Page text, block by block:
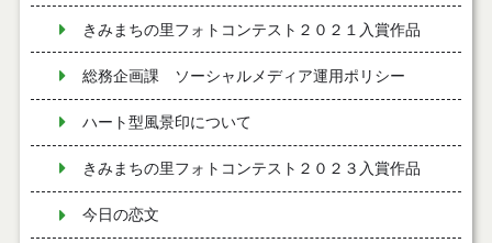
きみまちの里フォトコンテスト２０２１入賞作品
総務企画課 ソーシャルメディア運用ポリシー
ハート型風景印について
きみまちの里フォトコンテスト２０２３入賞作品
今日の恋文